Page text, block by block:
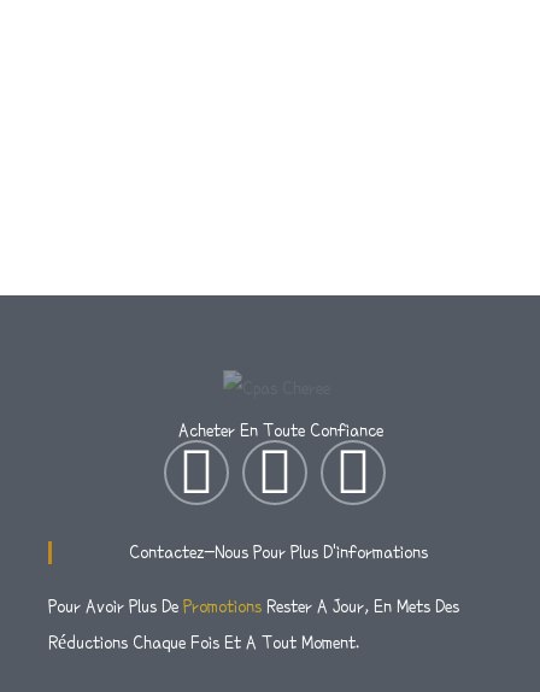
Acheter En Toute Confiance
I
N
S
T
T
W
I
T
F
A
C
E
Contactez-Nous Pour Plus D'informations
Pour Avoir Plus De Promotions Rester A Jour, En Mets Des
Réductions Chaque Fois Et A Tout Moment.